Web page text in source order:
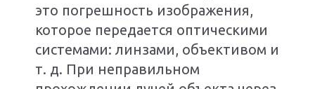
это погрешность изображения,
которое передается оптическими
системами: линзами, объективом и
т. д. При неправильном